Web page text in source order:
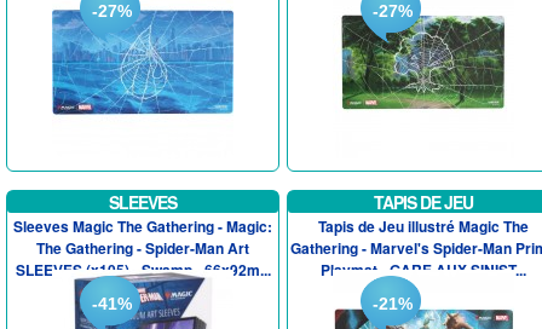
-27% -27%
SLEEVES
Sleeves Magic The Gathering - Magic:
The Gathering - Spider-Man Art
SLEEVES (x105) - Swamp - 66x92m...
-41%
TAPIS DE JEU
Tapis de Jeu illustré Magic The
Gathering - Marvel's Spider-Man
Playmat - GARE AUX SINIST...
-21%